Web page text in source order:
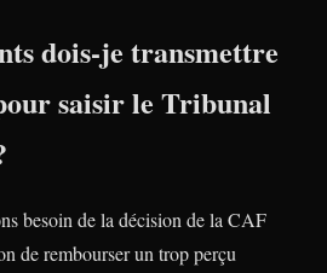
dois-je transmettre
saisir le Tribunal
besoin de la décision de la CAF
de rembourser un trop perçu